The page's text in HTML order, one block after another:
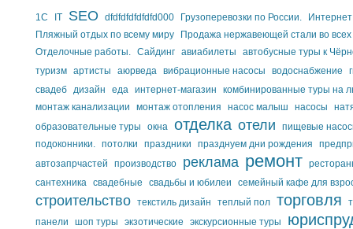
1С IT SEO dfdfdfdfdfdfd000 Грузоперевозки по России.
Интернет
Пляжный отдых по всему миру
Продажа нержавеющей стали во всех
Отделочные работы. Сайдинг авиабилеты
автобусные туры к
туризм артисты аюрведа вибрационные насосы водоснабжение
свадеб дизайн еда интернет-магазин
комбинированные туры на
монтаж канализации
монтаж отопления насос малыш насосы
образовательные туры
окна отделка отели
пищевые
подоконники. потолки праздники празднуем дни рождения
автозапрчастей
производство реклама ремонт
сантехника свадебные свадьбы и юбилеи семейный кафе для
строительство текстиль дизайн теплый пол торговля
панели
шоп туры экзотические экскурсионные туры